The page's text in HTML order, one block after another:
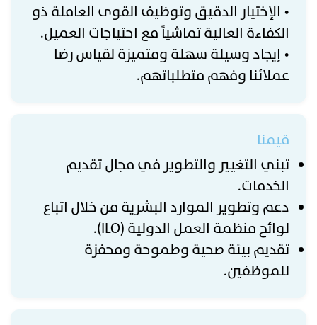
• الإختيار الدقيق وتوظيف القوى العاملة ذو
الكفاءة العالية تماشياً مع احتياجات العميل.
• إيجاد وسيلة سهلة ومتميزة لقياس رضا
عملائنا وفهم متطلباتهم.
قيمنا
تبني التغيير والتطوير في مجال تقديم
الخدمات.
دعم وتطوير الموارد البشرية من خلال اتباع
لوائح منظمة العمل الدولية (ILO).
تقديم بيئة صحية وطموحة ومحفزة
للموظفين.